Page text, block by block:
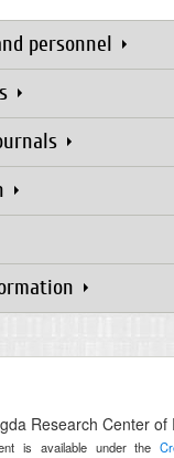
personnel
Research Center of
is available under the